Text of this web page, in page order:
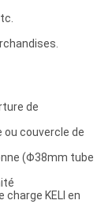
de
ou couvercle de
(Φ38mm tube
charge KELI en